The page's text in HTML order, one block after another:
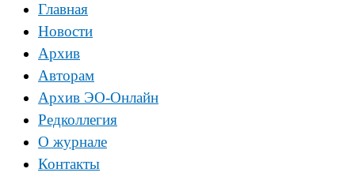
Главная
Новости
Архив
Авторам
Архив ЭО-Онлайн
Редколлегия
О журнале
Контакты